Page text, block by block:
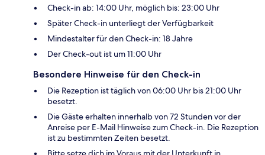
Check-in ab: 14:00 Uhr, möglich bis: 23:00 Uhr
Später Check-in unterliegt der Verfügbarkeit
Mindestalter für den Check-in: 18 Jahre
Der Check-out ist um 11:00 Uhr
Besondere Hinweise für den Check-in
Die Rezeption ist täglich von 06:00 Uhr bis 21:00 Uhr
besetzt.
Die Gäste erhalten innerhalb von 72 Stunden vor der
Anreise per E-Mail Hinweise zum Check-in. Die Rezeption
ist zu bestimmten Zeiten besetzt.